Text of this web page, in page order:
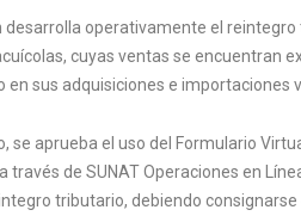
desarrolla operativamente el
cuyas ventas se encuentran
en sus adquisiciones e importaciones
se aprueba el uso del Formulario
través de SUNAT Operaciones en
tributario, debiendo